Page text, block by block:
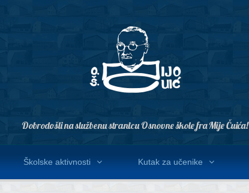
Dobrodošli na službenu stranicu Osnovne škole fra Mije Čuića!
Školske aktivnosti Kutak za učenike